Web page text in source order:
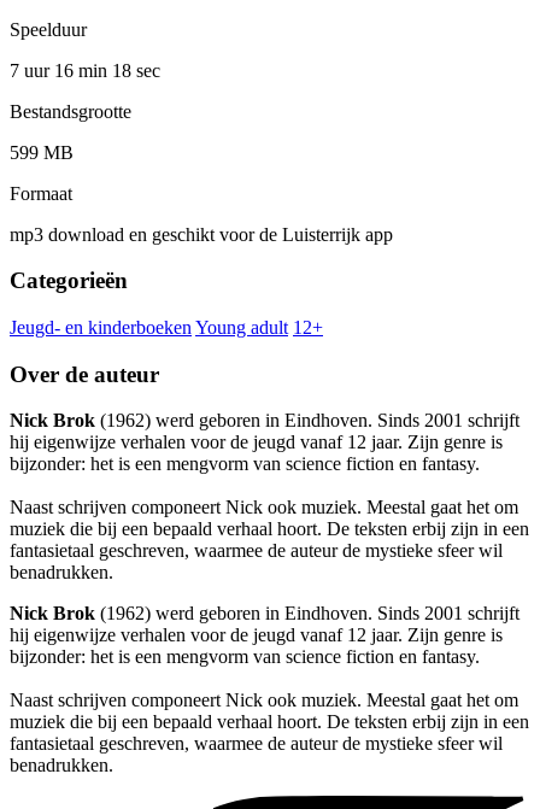
Speelduur
7 uur 16 min 18 sec
Bestandsgrootte
599 MB
Formaat
mp3 download en geschikt voor de Luisterrijk app
Categorieën
Jeugd- en kinderboeken Young adult 12+
Over de auteur
Nick Brok (1962) werd geboren in Eindhoven. Sinds 2001 schrijft
hij eigenwijze verhalen voor de jeugd vanaf 12 jaar. Zijn genre is
bijzonder: het is een mengvorm van science fiction en fantasy.
Naast schrijven componeert Nick ook muziek. Meestal gaat het om
muziek die bij een bepaald verhaal hoort. De teksten erbij zijn in een
fantasietaal geschreven, waarmee de auteur de mystieke sfeer wil
benadrukken.
Nick Brok (1962) werd geboren in Eindhoven. Sinds 2001 schrijft
hij eigenwijze verhalen voor de jeugd vanaf 12 jaar. Zijn genre is
bijzonder: het is een mengvorm van science fiction en fantasy.
Naast schrijven componeert Nick ook muziek. Meestal gaat het om
muziek die bij een bepaald verhaal hoort. De teksten erbij zijn in een
fantasietaal geschreven, waarmee de auteur de mystieke sfeer wil
benadrukken.